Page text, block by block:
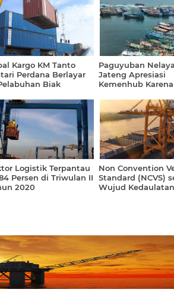
Kargo KM Tanto
Perdana Berlayar
Biak
Paguyuban
Jateng Apresiasi
Kemenhub
Logistik Terpantau
Persen di Triwulan II
2020
Non Convention
Standard (NCVS)
Wujud Kedaulatan